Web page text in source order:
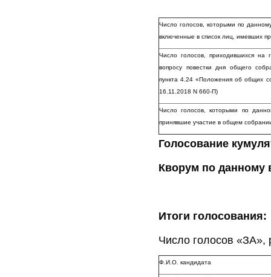
Число голосов, которыми по
включенные в список лиц, имевших
Число голосов, приходившихся
вопросу повестки дня общего
пункта 4.24 «Положения об общих
16.11.2018 N 660-П)
Число голосов, которыми по
принявшие участие в общем
Голосование
Кворум по данному
Итоги голосования:
Число голосов «ЗА»,
Ф.И.О. кандидата